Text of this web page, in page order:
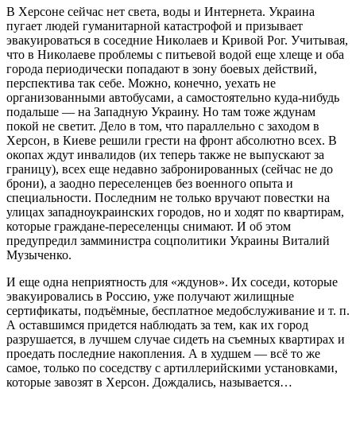
В Херсоне сейчас нет света, воды и Интернета. Украина
пугает людей гуманитарной катастрофой и призывает
эвакуироваться в соседние Николаев и Кривой Рог. Учитывая,
что в Николаеве проблемы с питьевой водой еще хлеще и оба
города периодически попадают в зону боевых действий,
перспектива так себе. Можно, конечно, уехать не
организованными автобусами, а самостоятельно куда-нибудь
подальше — на Западную Украину. Но там тоже ждунам
покой не светит. Дело в том, что параллельно с заходом в
Херсон, в Киеве решили грести на фронт абсолютно всех. В
окопах ждут инвалидов (их теперь также не выпускают за
границу), всех еще недавно забронированных (сейчас не до
брони), а заодно переселенцев без военного опыта и
специальности. Последним не только вручают повестки на
улицах западноукраинских городов, но и ходят по квартирам,
которые граждане-переселенцы снимают. И об этом
предупредил замминистра соцполитики Украины Виталий
Музыченко.
И еще одна неприятность для «ждунов». Их соседи, которые
эвакуировались в Россию, уже получают жилищные
сертификаты, подъёмные, бесплатное медобслуживание и т. п.
А оставшимся придется наблюдать за тем, как их город
разрушается, в лучшем случае сидеть на съемных квартирах и
проедать последние накопления. А в худшем — всё то же
самое, только по соседству с артиллерийскими установками,
которые завозят в Херсон. Дождались, называется…